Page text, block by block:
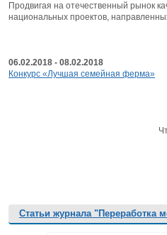
Продвигая на отечественный рынок
национальных проектов,
06.02.2018 - 08.02.2018
Конкурс «Лучшая семейная ферма»
Статьи журнала "Переработка